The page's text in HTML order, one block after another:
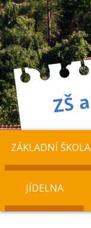
ZÁKLADNÍ ŠKOLA
JÍDELNA